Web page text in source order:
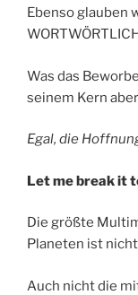
Ebenso glauben
Was das
seinem Kern
Egal, die
Let me break it
Die größte
Planeten ist
Auch nicht die